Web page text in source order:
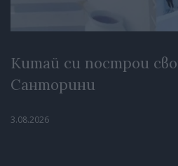
Китай си построи
Санторини
3.08.2026